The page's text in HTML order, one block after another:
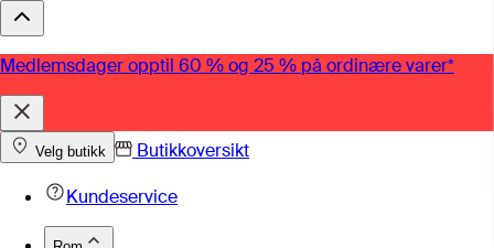
Medlemsdager opptil 60 % og 25 % på ordinære varer*
Velg butikk
Butikkoversikt
Kundeservice